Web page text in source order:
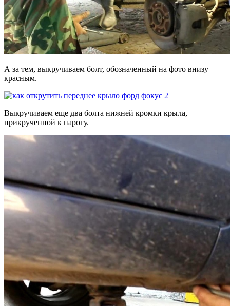
А за тем, выкручиваем болт, обозначенный на фото внизу
красным.
Выкручиваем еще два болта нижней кромки крыла,
прикрученной к парогу.